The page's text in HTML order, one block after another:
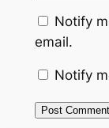
Notify
email.
Notify